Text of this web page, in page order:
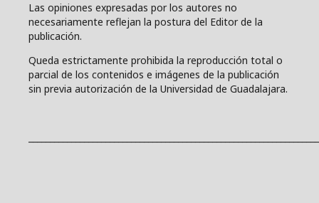
Las opiniones expresadas por los autores no
necesariamente reflejan la postura del Editor de la
publicación.
Queda estrictamente prohibida la reproducción total o
parcial de los contenidos e imágenes de la publicación
sin previa autorización de la Universidad de Guadalajara.